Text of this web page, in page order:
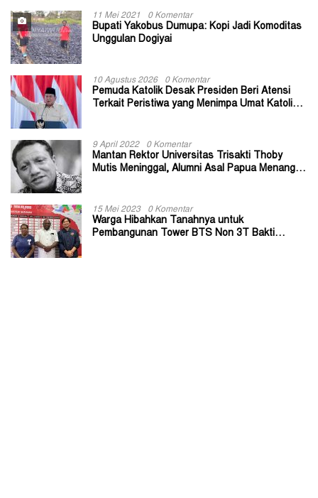
11 Mei 2021 0 Komentar
Bupati Yakobus Dumupa: Kopi Jadi Komoditas
Unggulan Dogiyai
10 Agustus 2026 0 Komentar
Pemuda Katolik Desak Presiden Beri Atensi
Terkait Peristiwa yang Menimpa Umat Katolik
9 April 2022 0 Komentar
Mantan Rektor Universitas Trisakti Thoby
Mutis Meninggal, Alumni Asal Papua Menangis:
15 Mei 2023 0 Komentar
Warga Hibahkan Tanahnya untuk
Pembangunan Tower BTS Non 3T Bakti